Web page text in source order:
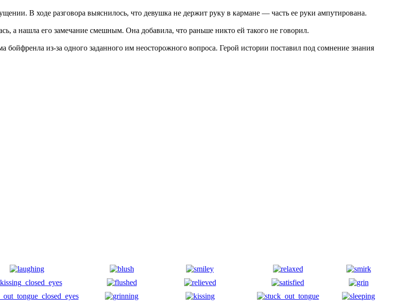
В ходе разговора выяснилось, что девушка не держит руку в кармане — часть ее руки ампутирована.
а нашла его замечание смешным. Она добавила, что раньше никто ей такого не говорил.
бойфренла из-за одного заданного им неосторожного вопроса. Герой истории поставил под сомнение знания